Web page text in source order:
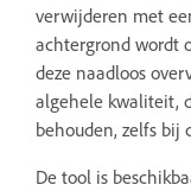
verwijderen met
achtergrond wordt
deze naadloos
algehele kwaliteit,
behouden, zelfs bij
De tool is